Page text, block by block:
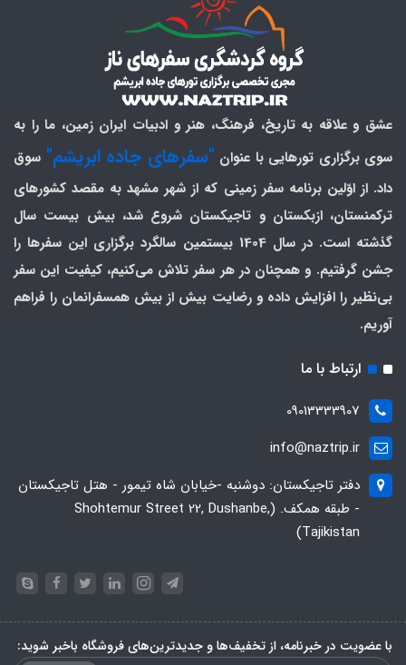
عشق و علاقه به تاریخ، فرهنگ، هنر و ادبیات ایران زمین، ما را به
سوی برگزاری تورهایی با عنوان "سفرهای جاده ابریشم" سوق
داد. از اوّلین برنامه سفر زمینی که از شهر مشهد به مقصد کشورهای
ترکمنستان، ازبکستان و تاجیکستان شروع شد، بیش بیست سال
گذشته است. در سال 1404 بیستمین سالگرد برگزاری این سفرها را
جشن گرفتیم. و همچنان در هر سفر تلاش می‌کنیم، کیفیت این سفر
بی‌نظیر را افزایش داده و رضایت بیش از بیش همسفرانمان را فراهم
آوریم.
ارتباط با ما
09013333907
info@naztrip.ir
دفتر تاجیکستان: دوشنبه -خیابان شاه تیمور - هتل تاجیکستان
- طبقه همکف. (Shohtemur Street 22, Dushanbe,
Tajikistan)
با عضویت در خبرنامه، از تخفیف‌ها و جدیدترین‌های فروشگاه باخبر شوید: